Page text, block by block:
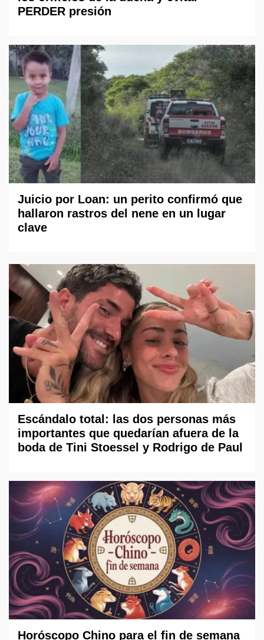
PERDER presión
Juicio por Loan: un perito confirmó que
hallaron rastros del nene en un lugar
clave
Escándalo total: las dos personas más
importantes que quedarían afuera de la
boda de Tini Stoessel y Rodrigo de Paul
Horóscopo Chino para el fin de semana